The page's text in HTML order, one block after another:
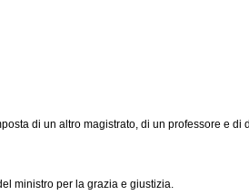
di un altro magistrato, di un professore e di
ministro per la grazia e giustizia.